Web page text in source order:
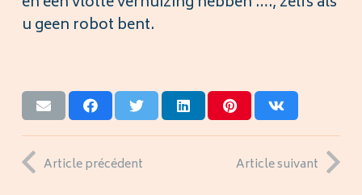
u geen robot bent.
Article précédent Article suivant